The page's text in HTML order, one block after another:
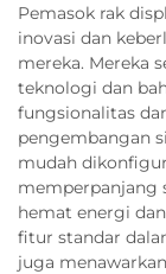
Pemasok rak
inovasi dan
mereka. Mereka
teknologi dan
fungsionalitas
pengembangan
mudah
memperpanjang
hemat energi
fitur standar
juga